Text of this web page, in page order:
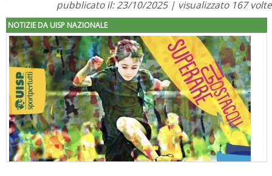
pubblicato il: 23/10/2025 | visualizzato 167 volte
NOTIZIE DA UISP NAZIONALE